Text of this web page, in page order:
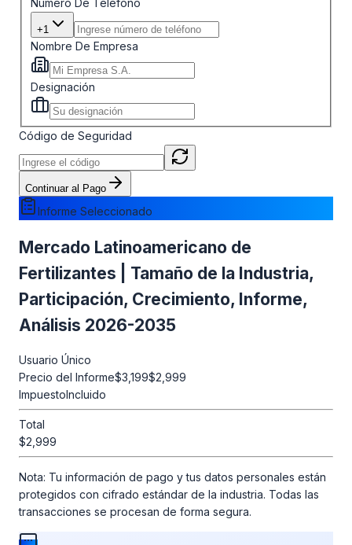
+1
Nombre De Empresa
Designación
Código de Seguridad
Continuar al Pago
Informe Seleccionado
Mercado Latinoamericano de
Fertilizantes | Tamaño de la Industria,
Participación, Crecimiento, Informe,
Análisis 2026-2035
Usuario Único
Precio del Informe$3,199$2,999
ImpuestoIncluido
Total
$2,999
Nota: Tu información de pago y tus datos personales están
protegidos con cifrado estándar de la industria. Todas las
transacciones se procesan de forma segura.